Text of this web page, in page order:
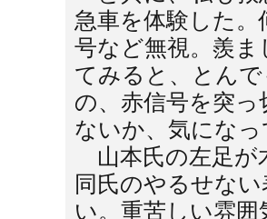
急車を体験した
号など無視。羨
てみると、とん
の、赤信号を突
ないか、気にな
山本氏の左足が
同氏のやるせな
い。重苦しい雰